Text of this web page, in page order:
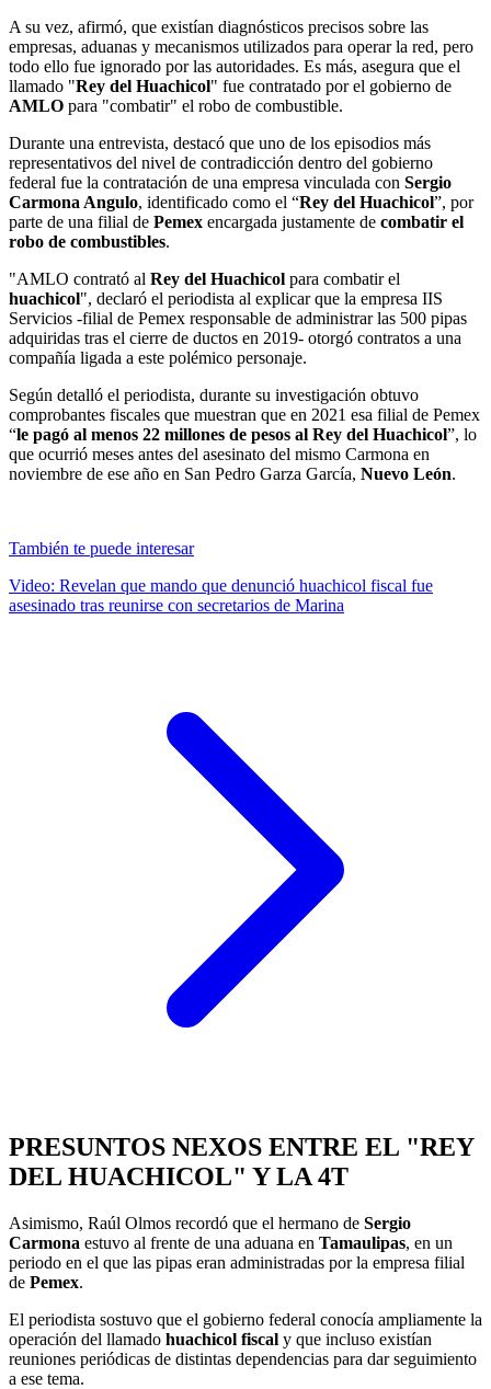
A su vez, afirmó, que existían diagnósticos precisos sobre las
empresas, aduanas y mecanismos utilizados para operar la red, pero
todo ello fue ignorado por las autoridades. Es más, asegura que el
llamado "Rey del Huachicol" fue contratado por el gobierno de
AMLO para "combatir" el robo de combustible.
Durante una entrevista, destacó que uno de los episodios más
representativos del nivel de contradicción dentro del gobierno
federal fue la contratación de una empresa vinculada con Sergio
Carmona Angulo, identificado como el “Rey del Huachicol”, por
parte de una filial de Pemex encargada justamente de combatir el
robo de combustibles.
"AMLO contrató al Rey del Huachicol para combatir el
huachicol", declaró el periodista al explicar que la empresa IIS
Servicios -filial de Pemex responsable de administrar las 500 pipas
adquiridas tras el cierre de ductos en 2019- otorgó contratos a una
compañía ligada a este polémico personaje.
Según detalló el periodista, durante su investigación obtuvo
comprobantes fiscales que muestran que en 2021 esa filial de Pemex
“le pagó al menos 22 millones de pesos al Rey del Huachicol”, lo
que ocurrió meses antes del asesinato del mismo Carmona en
noviembre de ese año en San Pedro Garza García, Nuevo León.
También te puede interesar
Video: Revelan que mando que denunció huachicol fiscal fue
asesinado tras reunirse con secretarios de Marina
PRESUNTOS NEXOS ENTRE EL "REY
DEL HUACHICOL" Y LA 4T
Asimismo, Raúl Olmos recordó que el hermano de Sergio
Carmona estuvo al frente de una aduana en Tamaulipas, en un
periodo en el que las pipas eran administradas por la empresa filial
de Pemex.
El periodista sostuvo que el gobierno federal conocía ampliamente la
operación del llamado huachicol fiscal y que incluso existían
reuniones periódicas de distintas dependencias para dar seguimiento
a ese tema.